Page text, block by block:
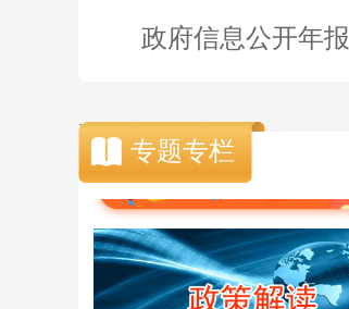
政府信息公开年报
专题专栏